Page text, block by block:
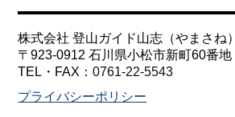
株式会社 登山ガイド山志（やまさね）
〒923-0912 石川県小松市新町60番地
TEL・FAX：0761-22-5543
プライバシーポリシー